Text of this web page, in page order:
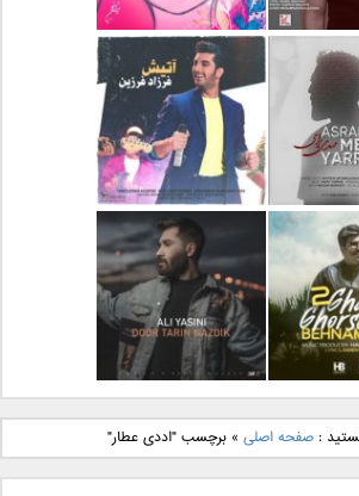
جدید رضا
نگار
دانلود آهنگ جدید علی
لهراسبی بنام صورت
جدید مهدی
اسرار
دانلود آهنگ جدید فرزاد
فرزین بنام آتیش
جدید بهنام
قرص قمر 2
دانلود آهنگ جدید علی
یاسینی بنام دورترین نزدیک
:صفحه اصلی »برچسب "اددی عطار"